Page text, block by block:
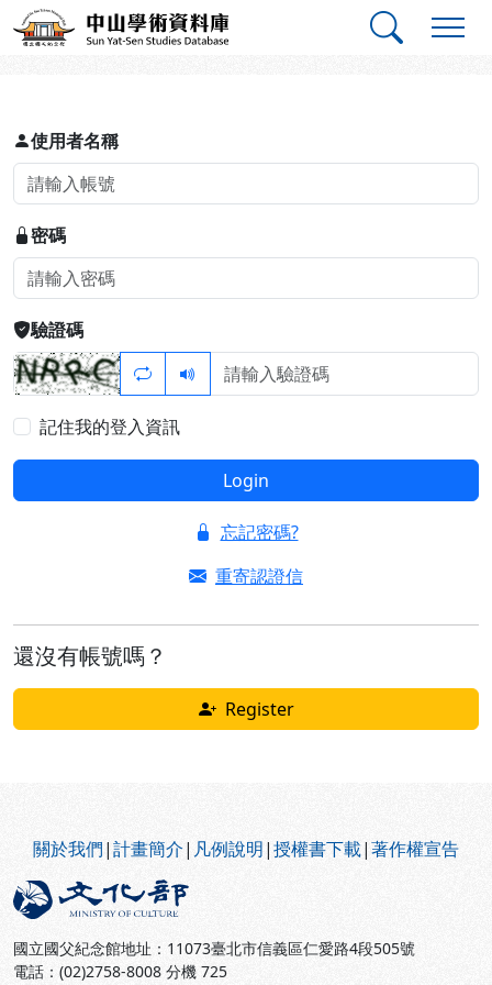
跳到主要內容
中山學術資料庫
登入
使用者名稱
密碼
驗證碼
記住我的登入資訊
Login
忘記密碼?
重寄認證信
還沒有帳號嗎？
Register
關於我們|計畫簡介| 凡例說明|授權書下載|著作權宣告
國立國父紀念館地址：11073臺北市信義區仁愛路4段505號
電話：(02)2758-8008 分機 725